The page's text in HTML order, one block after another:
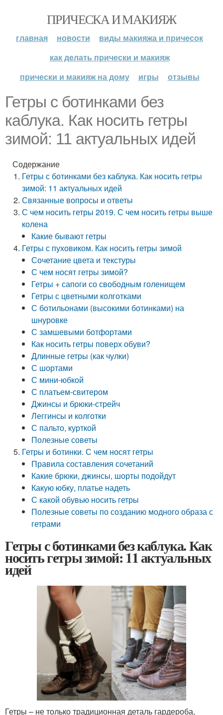
ПРИЧЕСКА И МАКИЯЖ
главная новости
виды макияжа и причесок
как делать прически и макияж
прически и макияж на дому
игры отзывы
Гетры с ботинками без
каблука. Как носить гетры
зимой: 11 актуальных идей
Содержание
Гетры с ботинками без каблука. Как носить гетры
зимой: 11 актуальных идей
Связанные вопросы и ответы
С чем носить гетры 2019. С чем носить гетры выше
колена
Какие бывают гетры
Гетры с пуховиком. Как носить гетры зимой
Сочетание цвета и текстуры
С чем носят гетры зимой?
Гетры + сапоги со свободным голенищем
Гетры с цветными колготками
С ботильонами (высокими ботинками) на
шнуровке
С замшевыми ботфортами
Как носить гетры поверх обуви?
Длинные гетры (как чулки)
С шортами
С мини-юбкой
С платьем-свитером
Джинсы и брюки-стрейч
Леггинсы и колготки
С пальто, курткой
Полезные советы
Гетры и ботинки. С чем носят гетры
Правила составления сочетаний
Какие брюки, джинсы, шорты подойдут
Какую юбку, платье надеть
С какой обувью носить гетры
Полезные советы по созданию модного образа с
гетрами
Гетры с ботинками без каблука. Как
носить гетры зимой: 11 актуальных
идей
Гетры – не только традиционная деталь гардероба,